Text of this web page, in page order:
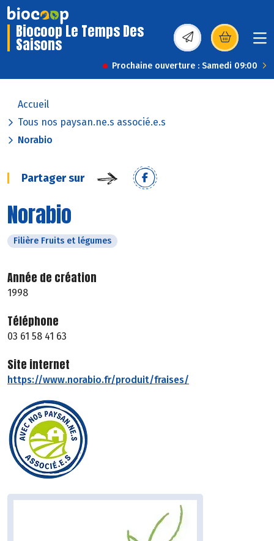
Biocoop Le Temps Des
Saisons (s’ouvre dans une
Prochaine ouverture : Samedi 09:00
Accueil
Tous nos paysan.ne.s associé.e.s
Norabio
Partager sur
Norabio
Filière Fruits et légumes
Année de création
1998
Téléphone
03 61 58 41 63
Site internet
https://www.norabio.fr/produit/fraises/